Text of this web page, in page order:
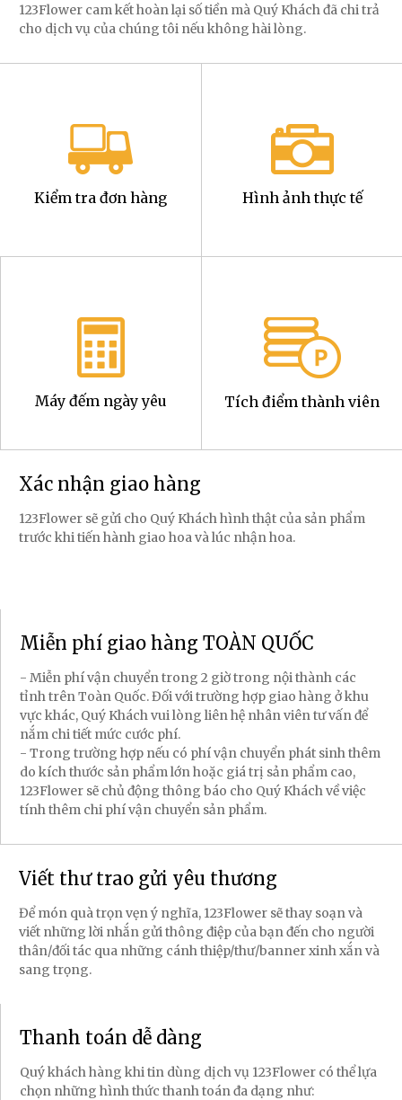
123Flower cam kết hoàn lại số tiền mà Quý Khách đã chi trả
cho dịch vụ của chúng tôi nếu không hài lòng.
Kiểm tra đơn hàng Hình ảnh thực tế
Máy đếm ngày yêu Tích điểm thành viên
Xác nhận giao hàng
123Flower sẽ gửi cho Quý Khách hình thật của sản phẩm
trước khi tiến hành giao hoa và lúc nhận hoa.
Miễn phí giao hàng TOÀN QUỐC
- Miễn phí vận chuyển trong 2 giờ trong nội thành các
tỉnh trên Toàn Quốc. Đối với trường hợp giao hàng ở khu
vực khác, Quý Khách vui lòng liên hệ nhân viên tư vấn để
nắm chi tiết mức cước phí.
- Trong trường hợp nếu có phí vận chuyển phát sinh thêm
do kích thước sản phẩm lớn hoặc giá trị sản phẩm cao,
123Flower sẽ chủ động thông báo cho Quý Khách về việc
tính thêm chi phí vận chuyển sản phẩm.
Viết thư trao gửi yêu thương
Để món quà trọn vẹn ý nghĩa, 123Flower sẽ thay soạn và
viết những lời nhắn gửi thông điệp của bạn đến cho người
thân/đối tác qua những cánh thiệp/thư/banner xinh xắn và
sang trọng.
Thanh toán dễ dàng
Quý khách hàng khi tin dùng dịch vụ 123Flower có thể lựa
chọn những hình thức thanh toán đa dạng như: